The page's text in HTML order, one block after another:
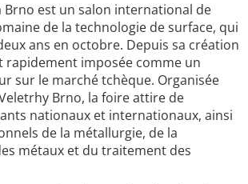
Brno est un salon international de
de la technologie de surface, qui
ans en octobre. Depuis sa création
rapidement imposée comme un
sur le marché tchèque. Organisée
Brno, la foire attire de
nationaux et internationaux, ainsi
de la métallurgie, de la
métaux et du traitement des